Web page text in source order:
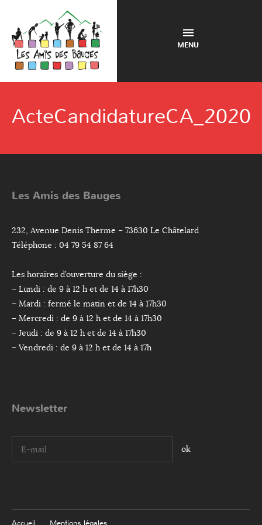
MENU
ActeCandidatureCA_2020
Les Amis des Bauges
232, Avenue Denis Therme – 73630 Le Châtelard
Téléphone : 04 79 54 87 64
Les horaires d’ouverture du siège :
– Lundi : de 9 à 12 h et de 14 à 17h30
– Mardi : fermé le matin et de 14 à 17h30
– Mercredi : de 9 à 12 h et de 14 à 17h30
– Jeudi : de 9 à 12 h et de 14 à 17h30
– Vendredi : de 9 à 12 h et de 14 à 17h
Newsletter
I agree terms and conditions.*
Accueil Mentions légales